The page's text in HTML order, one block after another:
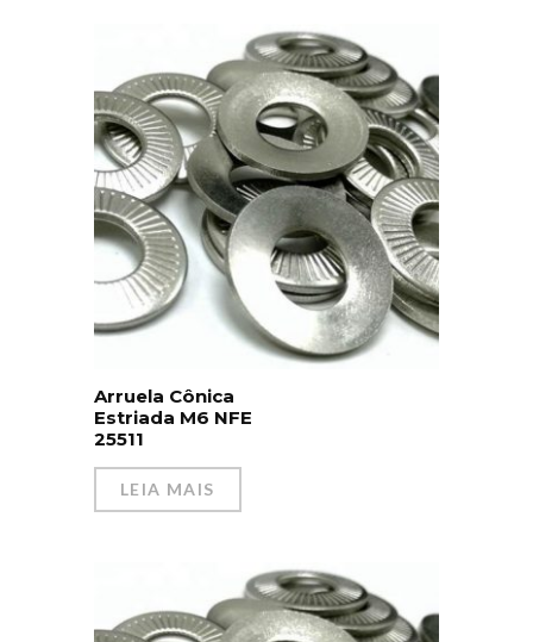
Arruela Cônica
Estriada M6 NFE
25511
LEIA MAIS